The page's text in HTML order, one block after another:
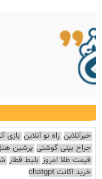
خبرآنلاین راه نو آنلاین بازی
جراح بینی گوشتی پرشین
قیمت طلا امروز بلیط قطار
خرید اکانت chatgpt